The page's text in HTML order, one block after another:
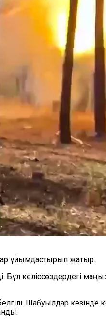
ұйымдастырып жатыр.
Бұл келіссөздердегі
Шабуылдар кезінде